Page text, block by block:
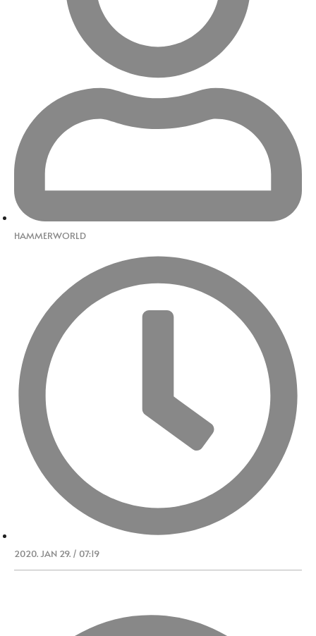
HAMMERWORLD
2020. JAN 29. / 07:19